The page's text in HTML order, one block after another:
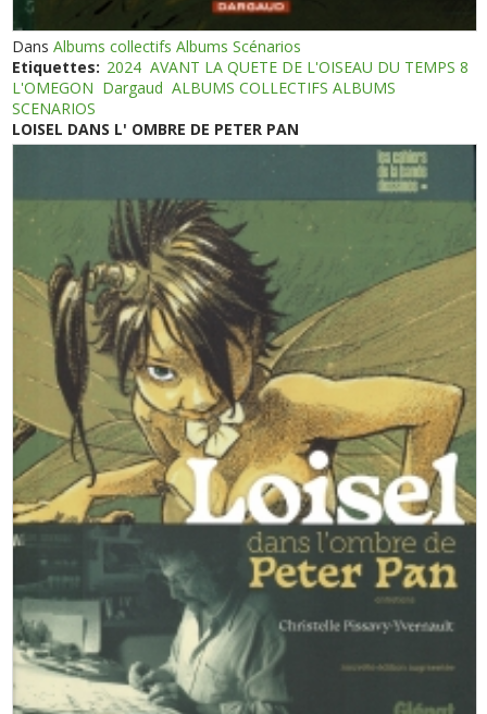
DansAlbums collectifs Albums Scénarios
Etiquettes: 2024 AVANT LA QUETE DE L'OISEAU DU TEMPS 8
L'OMEGON Dargaud ALBUMS COLLECTIFS ALBUMS
SCENARIOS
LOISEL DANS L' OMBRE DE PETER PAN